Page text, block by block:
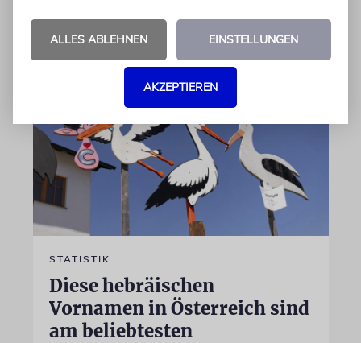
06.07.2026
STATISTIK
Diese hebräischen
Vornamen in Österreich sind
am beliebtesten
ALLES ABLEHNEN EINSTELLUNGEN
AKZEPTIEREN